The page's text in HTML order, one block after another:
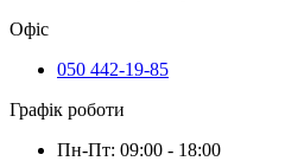
Офіс
050 442-19-85
Графік роботи
Пн-Пт: 09:00 - 18:00